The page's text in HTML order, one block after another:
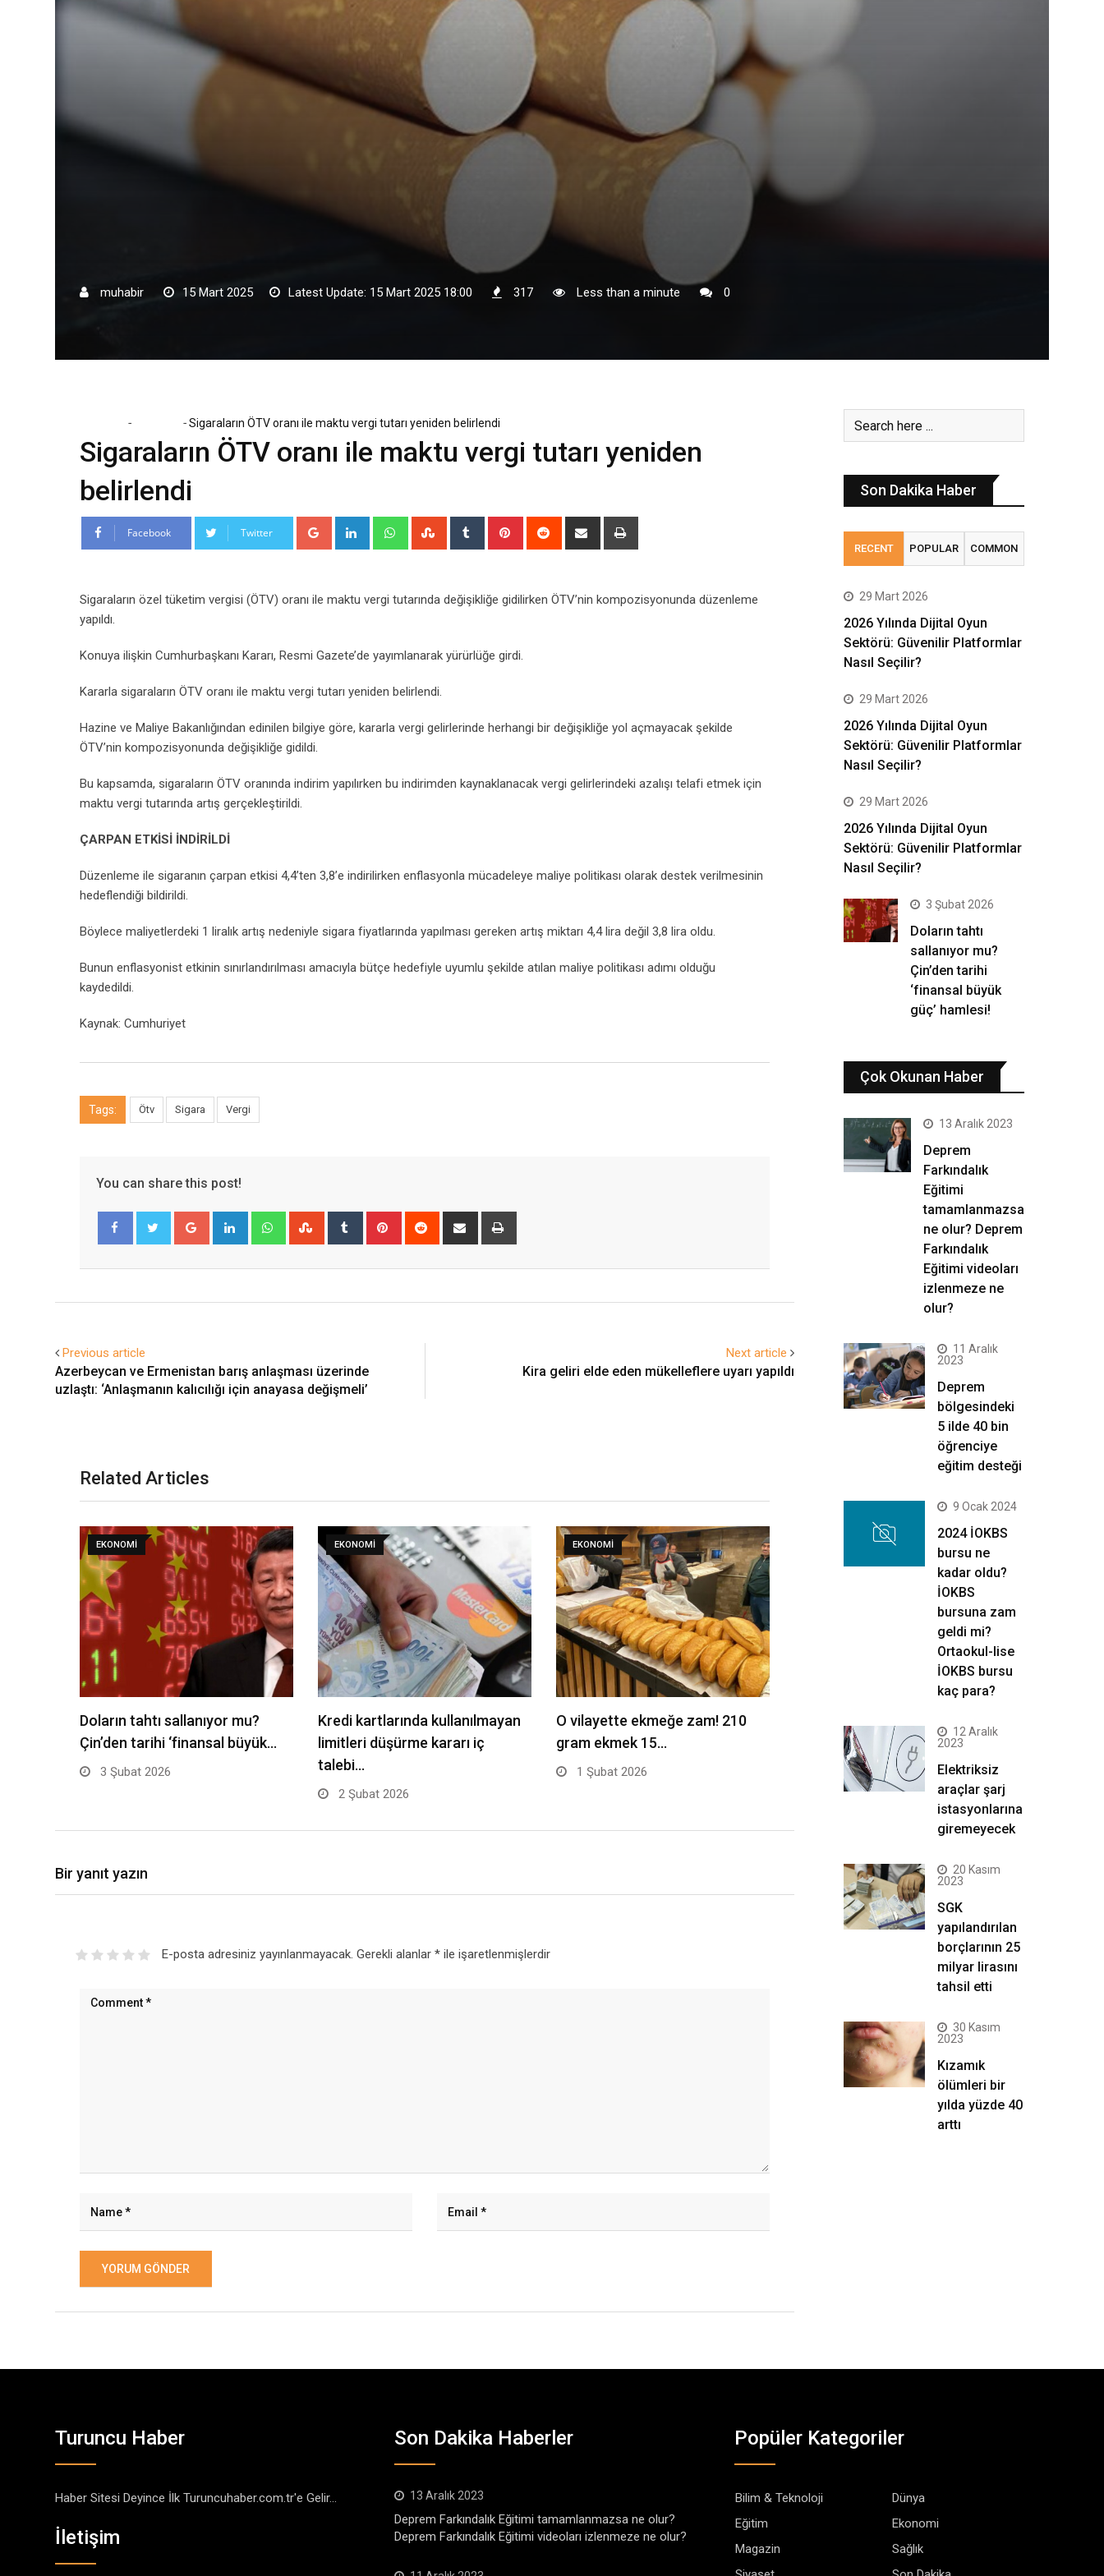
muhabir 15 Mart 2025 Latest Update: 15 Mart 2025 18:00 317 Less than a minute 0
- -Sigaraların ÖTV oranı ile maktu vergi tutarı yeniden belirlendi
Sigaraların ÖTV oranı ile maktu vergi tutarı yeniden
belirlendi
Facebook Twitter Google+ LinkedIn WhatsappStumbleUpon
Tumblr Pinterest Reddit
Share
Sigaraların özel tüketim vergisi (ÖTV) oranı ile maktu vergi tutarında değişikliğe gidilirken ÖTV’nin kompozisyonunda düzenleme
yapıldı.
Konuya ilişkin Cumhurbaşkanı Kararı, Resmi Gazete’de yayımlanarak yürürlüğe girdi.
Kararla sigaraların ÖTV oranı ile maktu vergi tutarı yeniden belirlendi.
Hazine ve Maliye Bakanlığından edinilen bilgiye göre, kararla vergi gelirlerinde herhangi bir değişikliğe yol açmayacak şekilde
ÖTV’nin kompozisyonunda değişikliğe gidildi.
Bu kapsamda, sigaraların ÖTV oranında indirim yapılırken bu indirimden kaynaklanacak vergi gelirlerindeki azalışı telafi etmek için
maktu vergi tutarında artış gerçekleştirildi.
ÇARPAN ETKİSİ İNDİRİLDİ
Düzenleme ile sigaranın çarpan etkisi 4,4’ten 3,8’e indirilirken enflasyonla mücadeleye maliye politikası olarak destek verilmesinin
hedeflendiği bildirildi.
Böylece maliyetlerdeki 1 liralık artış nedeniyle sigara fiyatlarında yapılması gereken artış miktarı 4,4 lira değil 3,8 lira oldu.
Bunun enflasyonist etkinin sınırlandırılması amacıyla bütçe hedefiyle uyumlu şekilde atılan maliye politikası adımı olduğu
kaydedildi.
Kaynak: Cumhuriyet
Tags: Ötv Sigara Vergi
You can share this post!
Google+ LinkedIn WhatsappStumbleUpon
Tumblr Pinterest Reddit
Share
Previous article
Azerbeycan ve Ermenistan barış anlaşması üzerinde
uzlaştı: ‘Anlaşmanın kalıcılığı için anayasa değişmeli’
Next article
Kira geliri elde eden mükelleflere uyarı yapıldı
Related Articles
EKONOMI
Doların tahtı sallanıyor mu?
Çin’den tarihi ‘finansal büyük…
3 Şubat 2026
EKONOMI
Kredi kartlarında kullanılmayan
limitleri düşürme kararı iç
talebi…
2 Şubat 2026
EKONOMI
O vilayette ekmeğe zam! 210
gram ekmek 15…
1 Şubat 2026
Bir yanıt yazın
E-posta adresiniz yayınlanmayacak. Gerekli alanlar *ile işaretlenmişlerdir
Son Dakika Haber
RECENT POPULAR COMMON
29 Mart 2026
2026 Yılında Dijital Oyun
Sektörü: Güvenilir Platformlar
Nasıl Seçilir?
29 Mart 2026
2026 Yılında Dijital Oyun
Sektörü: Güvenilir Platformlar
Nasıl Seçilir?
29 Mart 2026
2026 Yılında Dijital Oyun
Sektörü: Güvenilir Platformlar
Nasıl Seçilir?
3 Şubat 2026
Doların tahtı
sallanıyor mu?
Çin’den tarihi
‘finansal büyük
güç’ hamlesi!
Çok Okunan Haber
13 Aralık 2023
Deprem
Farkındalık
Eğitimi
tamamlanmazsa
ne olur? Deprem
Farkındalık
Eğitimi videoları
izlenmeze ne
olur?
11 Aralık
2023
Deprem
bölgesindeki
5 ilde 40 bin
öğrenciye
eğitim desteği
9 Ocak 2024
2024 İOKBS
bursu ne
kadar oldu?
İOKBS
bursuna zam
geldi mi?
Ortaokul-lise
İOKBS bursu
kaç para?
12 Aralık
2023
Elektriksiz
araçlar şarj
istasyonlarına
giremeyecek
20 Kasım
2023
SGK
yapılandırılan
borçlarının 25
milyar lirasını
tahsil etti
30 Kasım
2023
Kızamık
ölümleri bir
yılda yüzde 40
arttı
Turuncu Haber
Haber Sitesi Deyince İlk Turuncuhaber.com.tr'e Gelir...
İletişim
Son Dakika Haberler
13 Aralık 2023
Deprem Farkındalık Eğitimi tamamlanmazsa ne olur?
Deprem Farkındalık Eğitimi videoları izlenmeze ne olur?
Popüler Kategoriler
Bilim & Teknoloji
Dünya
Eğitim
Ekonomi
Magazin
Sağlık